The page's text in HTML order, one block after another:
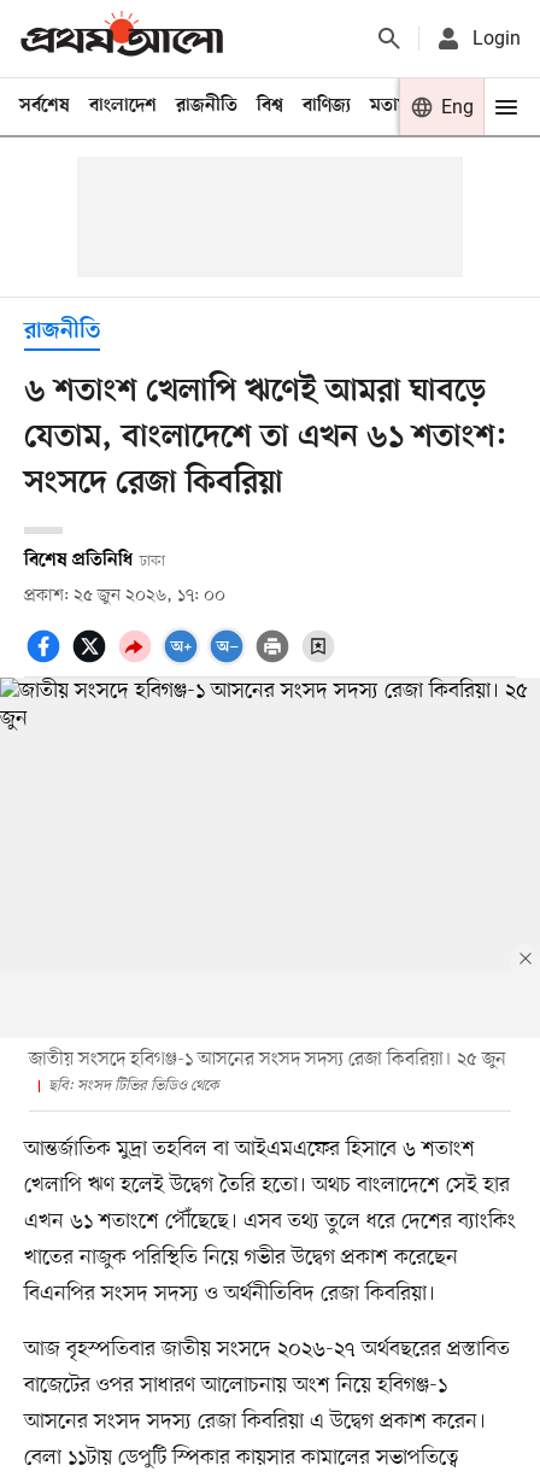
Login
সর্বশেষ বাংলাদেশ রাজনীতি বিশ্ব বাণিজ্য মতামত খেলা
Eng
রাজনীতি
৬ শতাংশ খেলাপি ঋণেই আমরা ঘাবড়ে
যেতাম, বাংলাদেশে তা এখন ৬১ শতাংশ:
সংসদে রেজা কিবরিয়া
বিশেষ প্রতিনিধি ঢাকা
প্রকাশ: ২৫ জুন ২০২৬, ১৭: ০০
জাতীয় সংসদে হবিগঞ্জ-১ আসনের সংসদ সদস্য রেজা কিবরিয়া। ২৫ জুন
ছবি: সংসদ টিভির ভিডিও থেকে
আন্তর্জাতিক মুদ্রা তহবিল বা আইএমএফের হিসাবে ৬ শতাংশ
খেলাপি ঋণ হলেই উদ্বেগ তৈরি হতো। অথচ বাংলাদেশে সেই হার
এখন ৬১ শতাংশে পৌঁছেছে। এসব তথ্য তুলে ধরে দেশের ব্যাংকিং
খাতের নাজুক পরিস্থিতি নিয়ে গভীর উদ্বেগ প্রকাশ করেছেন
বিএনপির সংসদ সদস্য ও অর্থনীতিবিদ রেজা কিবরিয়া।
আজ বৃহস্পতিবার জাতীয় সংসদে ২০২৬-২৭ অর্থবছরের প্রস্তাবিত
বাজেটের ওপর সাধারণ আলোচনায় অংশ নিয়ে হবিগঞ্জ-১
আসনের সংসদ সদস্য রেজা কিবরিয়া এ উদ্বেগ প্রকাশ করেন।
বেলা ১১টায় ডেপুটি স্পিকার কায়সার কামালের সভাপতিত্বে